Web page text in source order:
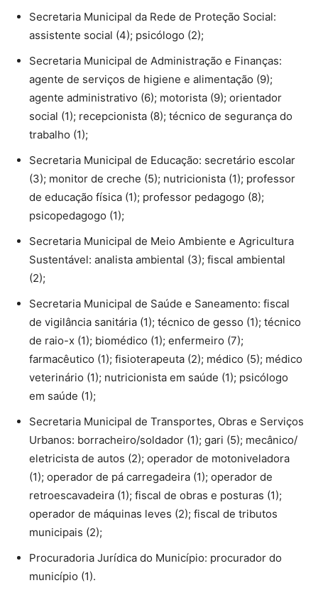
Secretaria Municipal da Rede de Proteção Social:
assistente social (4); psicólogo (2);
Secretaria Municipal de Administração e Finanças:
agente de serviços de higiene e alimentação (9);
agente administrativo (6); motorista (9); orientador
social (1); recepcionista (8); técnico de segurança do
trabalho (1);
Secretaria Municipal de Educação: secretário escolar
(3); monitor de creche (5); nutricionista (1); professor
de educação física (1); professor pedagogo (8);
psicopedagogo (1);
Secretaria Municipal de Meio Ambiente e Agricultura
Sustentável: analista ambiental (3); fiscal ambiental
(2);
Secretaria Municipal de Saúde e Saneamento: fiscal
de vigilância sanitária (1); técnico de gesso (1); técnico
de raio-x (1); biomédico (1); enfermeiro (7);
farmacêutico (1); fisioterapeuta (2); médico (5); médico
veterinário (1); nutricionista em saúde (1); psicólogo
em saúde (1);
Secretaria Municipal de Transportes, Obras e Serviços
Urbanos: borracheiro/soldador (1); gari (5); mecânico/
eletricista de autos (2); operador de motoniveladora
(1); operador de pá carregadeira (1); operador de
retroescavadeira (1); fiscal de obras e posturas (1);
operador de máquinas leves (2); fiscal de tributos
municipais (2);
Procuradoria Jurídica do Município: procurador do
município (1).